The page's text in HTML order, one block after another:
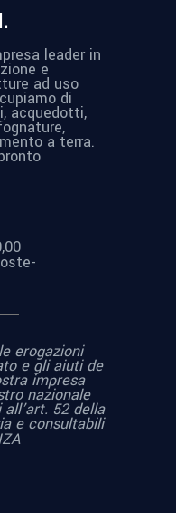
leader in
e
ad uso
di
acquedotti,
a terra.
erogazioni
e gli aiuti de
impresa
nazionale
52 della
e consultabili